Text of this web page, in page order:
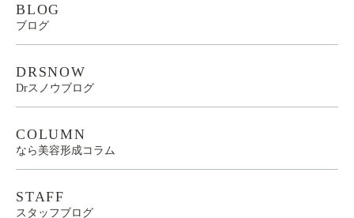
BLOG
ブログ
DRSNOW
Drスノウブログ
COLUMN
なら美容形成コラム
STAFF
スタッフブログ